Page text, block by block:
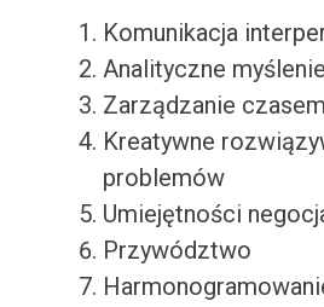
Komunikacja
Analityczne myślenie
Zarządzanie czasem
Kreatywne
problemów
Umiejętności
Przywództwo